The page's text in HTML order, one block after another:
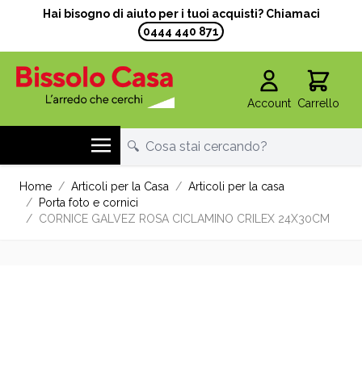
Hai bisogno di aiuto per i tuoi acquisti? Chiamaci
0444 440 871
Account Carrello
Home / Articoli per la Casa / Articoli per la casa
/
Porta foto e cornici
/ CORNICE GALVEZ ROSA CICLAMINO CRILEX 24X30CM